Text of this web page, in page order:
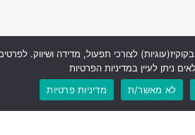
לצורכי תפעול, מדידה ושיווק. לפרטים
ניתן לעיין במדיניות הפרטיות
לא מאשר/ת מדיניות פרטיות